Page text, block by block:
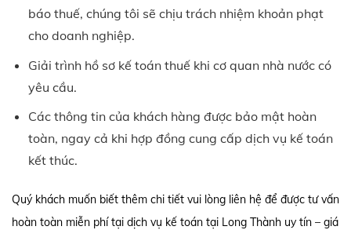
báo thuế, chúng tôi sẽ chịu trách nhiệm khoản phạt
cho doanh nghiệp.
Giải trình hồ sơ kế toán thuế khi cơ quan nhà nước có
yêu cầu.
Các thông tin của khách hàng được bảo mật hoàn
toàn, ngay cả khi hợp đồng cung cấp dịch vụ kế toán
kết thúc.
Quý khách muốn biết thêm chi tiết vui lòng liên hệ để được tư vấn
hoàn toàn miễn phí tại dịch vụ kế toán tại Long Thành uy tín – giá